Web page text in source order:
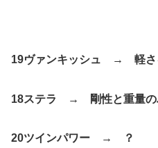
19ヴァンキッシュ → 軽さ
18ステラ → 剛性と重量の
20ツインパワー → ？